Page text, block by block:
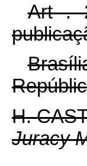
Art.
H.
Juracy